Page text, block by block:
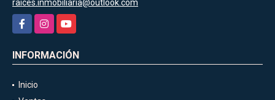
raices.inmobiliaria@outlook.com
FacebookInstagramYouTube
INFORMACIÓN
Inicio